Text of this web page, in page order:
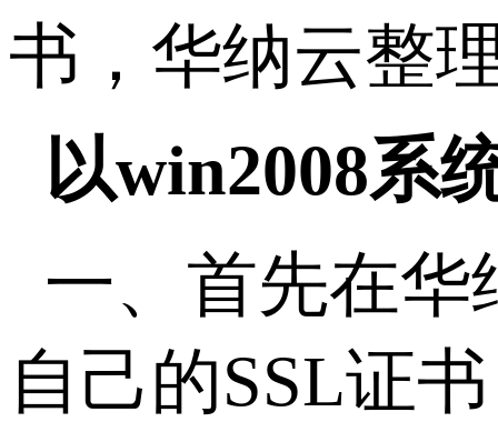
书，华纳云整
以win2008系
一、首先在华
自己的SSL证